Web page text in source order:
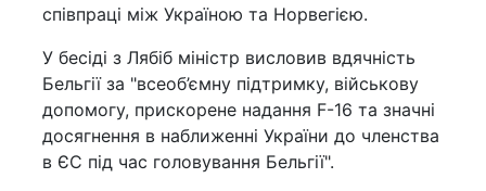
співпраці між Україною та Норвегією.
У бесіді з Лябіб міністр висловив вдячність
Бельгії за "всеоб’ємну підтримку, військову
допомогу, прискорене надання F-16 та значні
досягнення в наближенні України до членства
в ЄС під час головування Бельгії".